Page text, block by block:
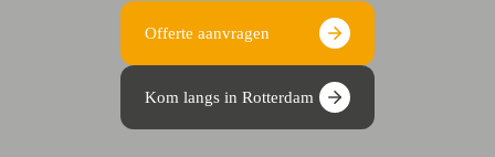
Offerte aanvragen
Kom langs in Rotterdam